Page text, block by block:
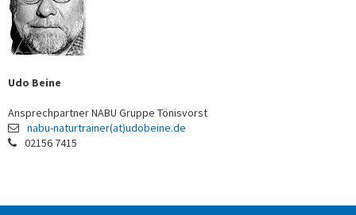
Udo Beine
Ansprechpartner NABU Gruppe Tönisvorst
nabu-naturtrainer(at)udobeine.de
02156 7415